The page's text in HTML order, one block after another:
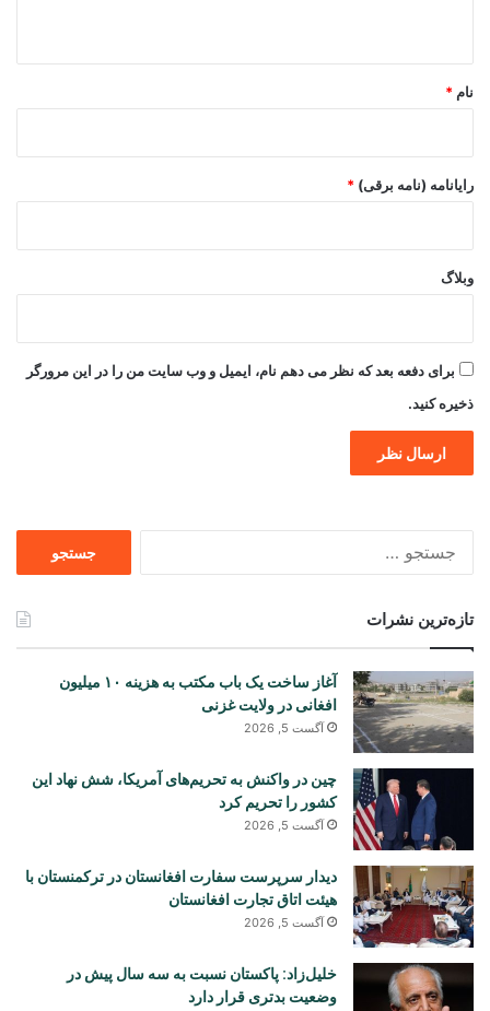
نام *
رایانامه (نامه برقی) *
وبلاگ
برای دفعه بعد که نظر می دهم نام، ایمیل و وب سایت من را در این مرورگر
ذخیره کنید.
تازه‌ترین نشرات
آغاز ساخت یک باب مکتب به هزینه ۱۰ میلیون
افغانی در ولایت غزنی
آگست 5, 2026
چین در واکنش به تحریم‌های آمریکا، شش نهاد این
کشور را تحریم کرد
آگست 5, 2026
دیدار سرپرست سفارت افغانستان در ترکمنستان با
هیئت اتاق تجارت افغانستان
آگست 5, 2026
خلیل‌زاد: پاکستان نسبت به سه سال پیش در
وضعیت بدتری قرار دارد